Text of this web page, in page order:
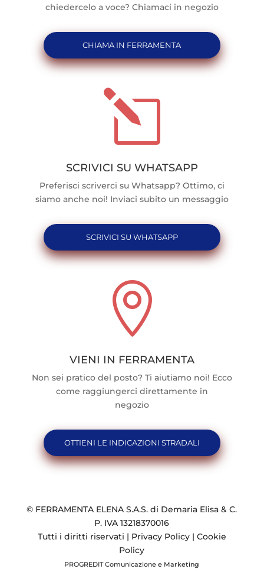
chiedercelo a voce? Chiamaci in negozio
CHIAMA IN FERRAMENTA
l
SCRIVICI SU WHATSAPP
Preferisci scriverci su Whatsapp? Ottimo, ci
siamo anche noi! Inviaci subito un messaggio
SCRIVICI SU WHATSAPP

VIENI IN FERRAMENTA
Non sei pratico del posto? Ti aiutiamo noi! Ecco
come raggiungerci direttamente in
negozio
OTTIENI LE INDICAZIONI STRADALI
© FERRAMENTA ELENA S.A.S. di Demaria Elisa & C.
P. IVA 13218370016
Tutti i diritti riservati | Privacy Policy| Cookie
Policy
PROGREDIT Comunicazione e Marketing